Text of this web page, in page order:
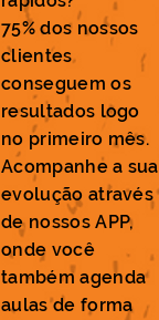
75% dos nossos
clientes
conseguem os
resultados logo
no primeiro mês.
Acompanhe a sua
evolução através
de nossos APP,
onde você
também agenda
aulas de forma